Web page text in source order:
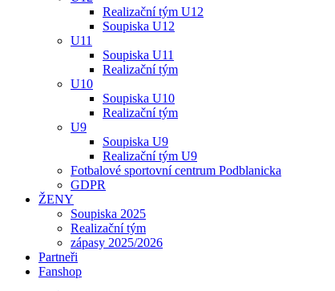
Realizační tým U12
Soupiska U12
U11
Soupiska U11
Realizační tým
U10
Soupiska U10
Realizační tým
U9
Soupiska U9
Realizační tým U9
Fotbalové sportovní centrum Podblanicka
GDPR
ŽENY
Soupiska 2025
Realizační tým
zápasy 2025/2026
Partneři
Fanshop